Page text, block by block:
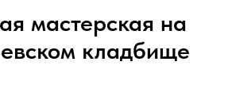
мастерская на
кладбище